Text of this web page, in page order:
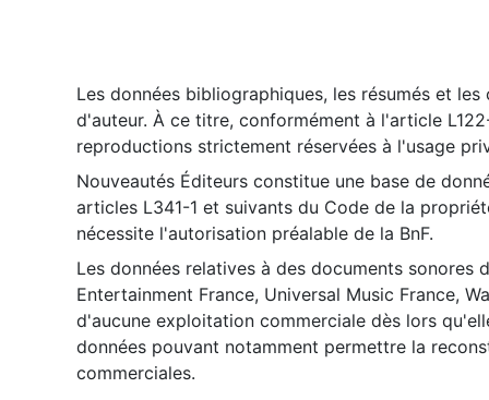
Les données bibliographiques, les résumés et
d'auteur. À ce titre, conformément à l'article
reproductions strictement réservées à l'usage
Nouveautés Éditeurs constitue une base de
articles L341-1 et suivants du Code de la
nécessite l'autorisation préalable de la BnF.
Les données relatives à des documents sonores
Entertainment France, Universal Music France,
d'aucune exploitation commerciale dès lors
données pouvant notamment permettre la
commerciales.